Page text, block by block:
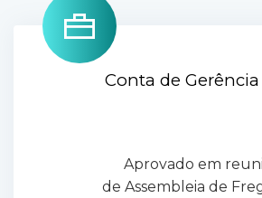
Conta de Gerência
Aprovado em
de Assembleia de